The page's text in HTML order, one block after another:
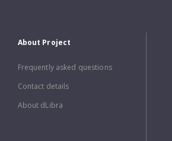
About Project
Frequently asked questions
Contact details
About dLibra